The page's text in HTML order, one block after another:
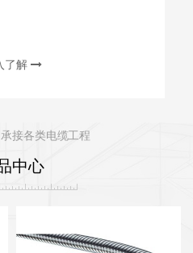
了解
接各类电缆工程
中心